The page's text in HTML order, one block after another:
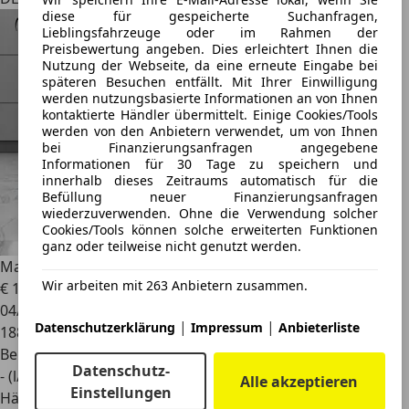
diese für gespeicherte Suchanfragen,
Lieblingsfahrzeuge oder im Rahmen der
Preisbewertung angeben. Dies erleichtert Ihnen die
Nutzung der Webseite, da eine erneute Eingabe bei
späteren Besuchen entfällt. Mit Ihrer Einwilligung
werden nutzungsbasierte Informationen an von Ihnen
kontaktierte Händler übermittelt. Einige Cookies/Tools
werden von den Anbietern verwendet, um von Ihnen
bei Finanzierungsanfragen angegebene
Informationen für 30 Tage zu speichern und
innerhalb dieses Zeitraums automatisch für die
Befüllung neuer Finanzierungsanfragen
wiederzuverwenden. Ohne die Verwendung solcher
Cookies/Tools können solche erweiterten Funktionen
ganz oder teilweise nicht genutzt werden.
Wir arbeiten mit 263 Anbietern zusammen.
Datenschutzerklärung | Impressum | Anbieterliste
Datenschutz-
Einstellungen
Alle akzeptieren
Maserati 4200
€ 15.980
04/2004
188.377 km
Benzin
- (l/100 km)
Händler